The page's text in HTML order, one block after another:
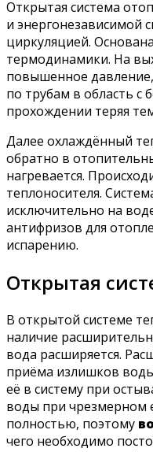
Открытая система
и энергонезависимой
циркуляцией.
термодинамики. На
повышенное
по трубам в область с
прохождении теряя
Далее охлаждённый
обратно в
нагревается.
теплоносителя.
исключительно на
антифризов для
испарению.
Открытая
В открытой системе
наличие
вода расширяется.
приёма излишков
её в систему при
воды при чрезмерном
полностью, поэтому
чего необходимо